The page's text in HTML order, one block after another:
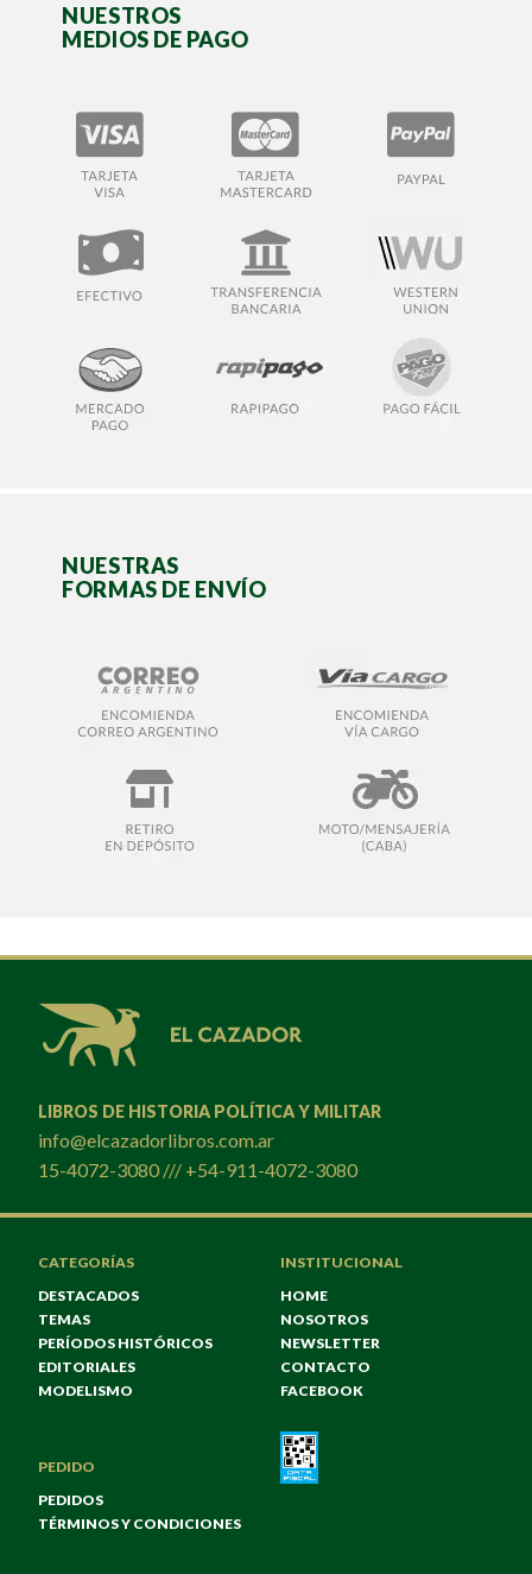
NUESTROS
MEDIOS DE PAGO
NUESTRAS
FORMAS DE ENVÍO
LIBROS DE HISTORIA POLÍTICA Y MILITAR
info@elcazadorlibros.com.ar
15-4072-3080 /// +54-911-4072-3080
CATEGORÍAS
DESTACADOS
TEMAS
PERÍODOS HISTÓRICOS
EDITORIALES
MODELISMO
INSTITUCIONAL
HOME
NOSOTROS
NEWSLETTER
CONTACTO
FACEBOOK
PEDIDO
PEDIDOS
TÉRMINOS Y CONDICIONES